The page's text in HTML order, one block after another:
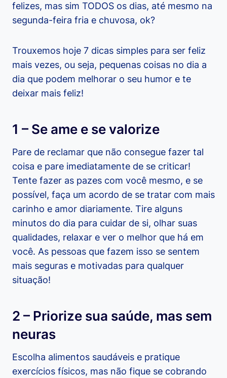
felizes, mas sim TODOS os dias, até mesmo na
segunda-feira fria e chuvosa, ok?
Trouxemos hoje 7 dicas simples para ser feliz
mais vezes, ou seja, pequenas coisas no dia a
dia que podem melhorar o seu humor e te
deixar mais feliz!
1 – Se ame e se valorize
Pare de reclamar que não consegue fazer tal
coisa e pare imediatamente de se criticar!
Tente fazer as pazes com você mesmo, e se
possível, faça um acordo de se tratar com mais
carinho e amor diariamente. Tire alguns
minutos do dia para cuidar de si, olhar suas
qualidades, relaxar e ver o melhor que há em
você. As pessoas que fazem isso se sentem
mais seguras e motivadas para qualquer
situação!
2 – Priorize sua saúde, mas sem
neuras
Escolha alimentos saudáveis e pratique
exercícios físicos, mas não fique se cobrando